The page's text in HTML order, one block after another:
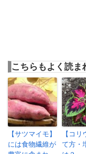
こちらもよく読ま
【サツマイモ】
には食物繊維が
【コ
て方・